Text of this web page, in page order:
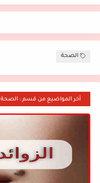
الصحة
أخر المواضيع من قسم : الصحة